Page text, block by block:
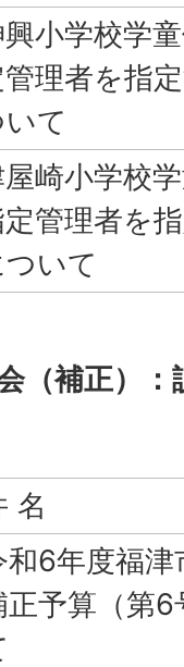
小学校学
管理者を指
て
崎小学校
管理者を
ついて
（補正）：
名
和6年度福津
正予算（第